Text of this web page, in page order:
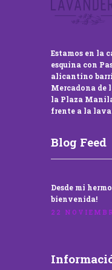
Estamos en la
esquina con
alicantino
Mercadona de
la Plaza
frente a la
Blog Feed
Desde mi
bienvenida!
22